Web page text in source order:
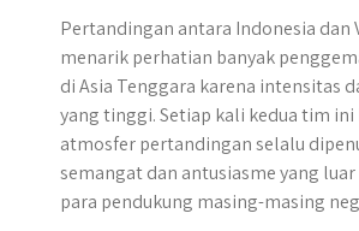
Pertandingan antara Indonesia dan
menarik perhatian banyak
di Asia Tenggara karena intensitas
yang tinggi. Setiap kali kedua tim
atmosfer pertandingan selalu
semangat dan antusiasme yang luar
para pendukung masing-masing